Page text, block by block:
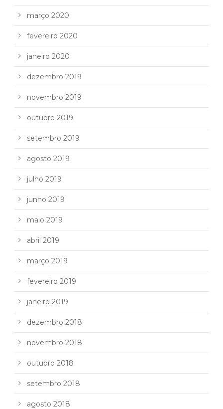
março 2020
fevereiro 2020
janeiro 2020
dezembro 2019
novembro 2019
outubro 2019
setembro 2019
agosto 2019
julho 2019
junho 2019
maio 2019
abril 2019
março 2019
fevereiro 2019
janeiro 2019
dezembro 2018
novembro 2018
outubro 2018
setembro 2018
agosto 2018